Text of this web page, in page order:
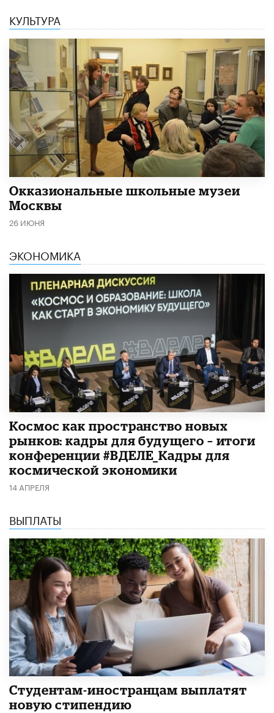
КУЛЬТУРА
​Окказиональные школьные музеи
Москвы
26 ИЮНЯ
ЭКОНОМИКА
Космос как пространство новых
рынков: кадры для будущего – итоги
конференции #ВДЕЛЕ_Кадры для
космической экономики
14 АПРЕЛЯ
ВЫПЛАТЫ
Студентам-иностранцам выплатят
новую стипендию